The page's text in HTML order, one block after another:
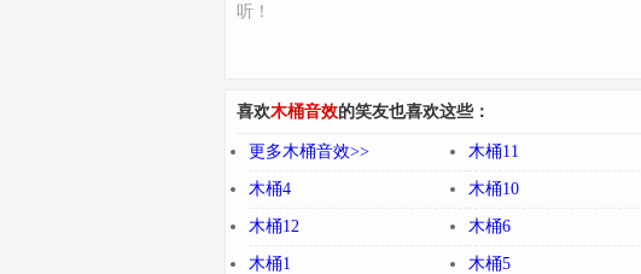
听！
喜欢木桶音效的笑友也喜欢这些：
更多木桶音效>> 木桶11
木桶4 木桶10
木桶12 木桶6
木桶1 木桶5